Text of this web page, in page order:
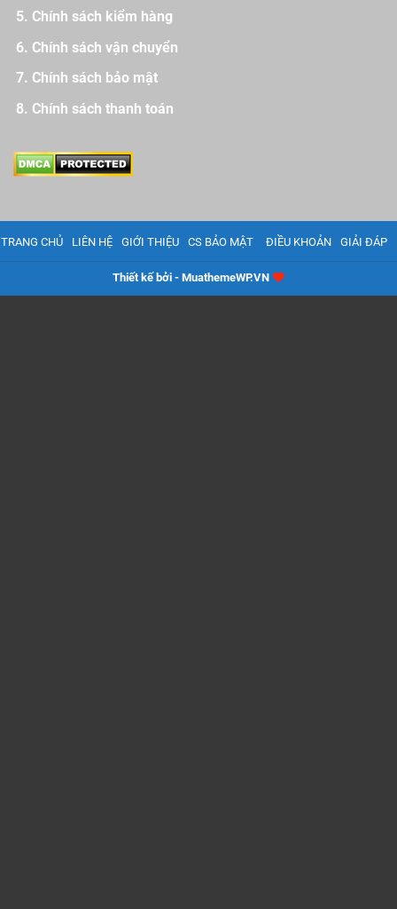
Chính sách kiểm hàng
Chính sách vận chuyển
Chính sách bảo mật
Chính sách thanh toán
TRANG CHỦ LIÊN HỆ GIỚI THIỆU CS BẢO MẬT ĐIỀU KHOẢN GIẢI ĐÁP
Thiết kế bởi - MuathemeWP.VN